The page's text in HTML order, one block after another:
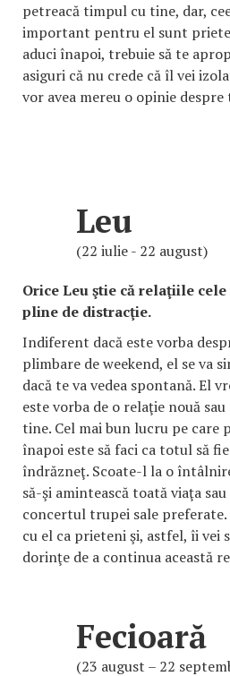
petreacă timpul cu tine, dar,
important pentru el sunt
aduci înapoi, trebuie să te
asiguri că nu crede că îl vei
vor avea mereu o opinie despre
Leu
(22 iulie - 22 august)
Orice Leu ştie că relaţiile
pline de distracţie.
Indiferent dacă este vorba
plimbare de weekend, el se va
dacă te va vedea spontană. El
este vorba de o relaţie nouă sau
tine. Cel mai bun lucru pe care
înapoi este să faci ca totul să
îndrăzneţ. Scoate-l la o
să-şi amintească toată viaţa
concertul trupei sale
cu el ca prieteni şi, astfel, îi vei
dorinţe de a continua această
Fecioară
(23 august – 22